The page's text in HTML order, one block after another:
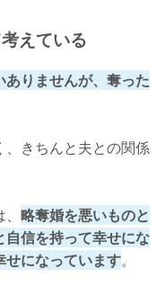
えている
りませんが、奪った
、きちんと夫との関係
略奪婚を悪いものと
信を持って幸せにな
せになっています。